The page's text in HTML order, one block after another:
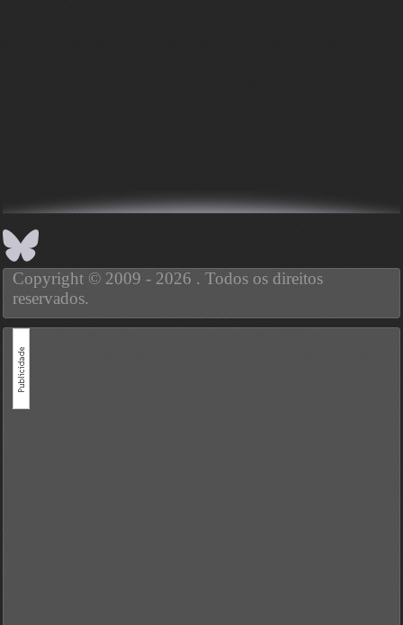
Copyright © 2009 - 2026 . Todos os direitos
reservados.